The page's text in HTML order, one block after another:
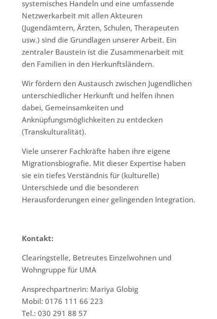
systemisches Handeln und eine umfassende
Netzwerkarbeit mit allen Akteuren
(Jugendämtern, Ärzten, Schulen, Therapeuten
usw.) sind die Grundlagen unserer Arbeit. Ein
zentraler Baustein ist die Zusammenarbeit mit
den Familien in den Herkunftsländern.
Wir fördern den Austausch zwischen Jugendlichen
unterschiedlicher Herkunft und helfen ihnen
dabei, Gemeinsamkeiten und
Anknüpfungsmöglichkeiten zu entdecken
(Transkulturalität).
Viele unserer Fachkräfte haben ihre eigene
Migrationsbiografie. Mit dieser Expertise haben
sie ein tiefes Verständnis für (kulturelle)
Unterschiede und die besonderen
Herausforderungen einer gelingenden Integration.
Kontakt:
Clearingstelle, Betreutes Einzelwohnen und
Wohngruppe für UMA
Ansprechpartnerin: Mariya Globig
Mobil: 0176 111 66 223
Tel.: 030 291 88 57